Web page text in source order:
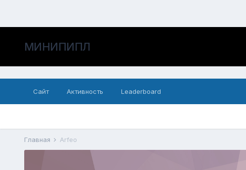
МИНИПИПЛ
Сайт Активность Leaderboard
Главная Arfeo